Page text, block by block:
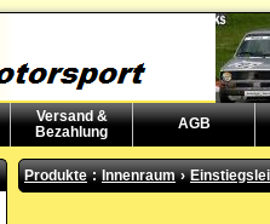
Versand &
Bezahlung
AGB
Produkte : Innenraum ›